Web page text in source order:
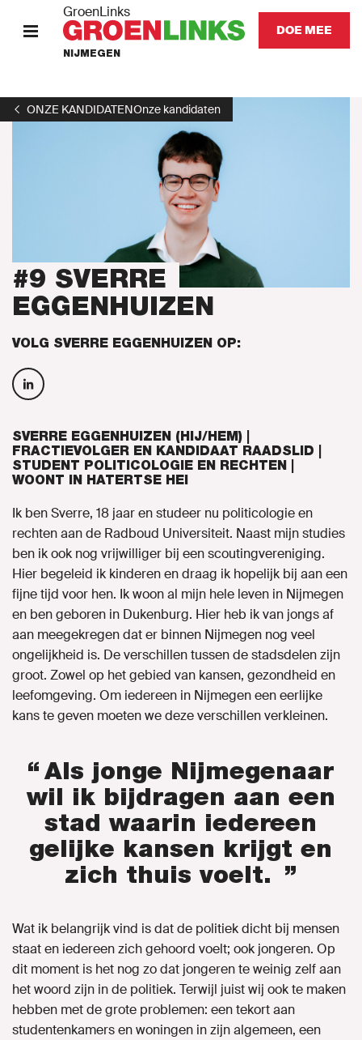
GroenLinks
NIJMEGEN
DOE MEE
ONZE KANDIDATENOnze kandidaten
#9 SVERRE
EGGENHUIZEN
VOLG SVERRE EGGENHUIZEN OP:
SVERRE EGGENHUIZEN (HIJ/HEM) |
FRACTIEVOLGER EN KANDIDAAT RAADSLID |
STUDENT POLITICOLOGIE EN RECHTEN |
WOONT IN HATERTSE HEI
Ik ben Sverre, 18 jaar en studeer nu politicologie en
rechten aan de Radboud Universiteit. Naast mijn studies
ben ik ook nog vrijwilliger bij een scoutingvereniging.
Hier begeleid ik kinderen en draag ik hopelijk bij aan een
fijne tijd voor hen. Ik woon al mijn hele leven in Nijmegen
en ben geboren in Dukenburg. Hier heb ik van jongs af
aan meegekregen dat er binnen Nijmegen nog veel
ongelijkheid is. De verschillen tussen de stadsdelen zijn
groot. Zowel op het gebied van kansen, gezondheid en
leefomgeving. Om iedereen in Nijmegen een eerlijke
kans te geven moeten we deze verschillen verkleinen.
“ Als jonge Nijmegenaar
wil ik bijdragen aan een
stad waarin iedereen
gelijke kansen krijgt en
zich thuis voelt. ”
Wat ik belangrijk vind is dat de politiek dicht bij mensen
staat en iedereen zich gehoord voelt; ook jongeren. Op
dit moment is het nog zo dat jongeren te weinig zelf aan
het woord zijn in de politiek. Terwijl juist wij ook te maken
hebben met de grote problemen: een tekort aan
studentenkamers en woningen in zijn algemeen, een
HOME
ONZE MENSEN
KOM IN ACTIE
Agenda
Afdeling
MIJN GROENLINKS